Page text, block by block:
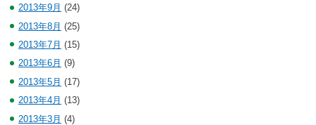
2013年9月 (24)
2013年8月 (25)
2013年7月 (15)
2013年6月 (9)
2013年5月 (17)
2013年4月 (13)
2013年3月 (4)